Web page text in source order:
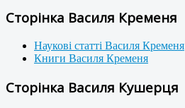
Сторінка Василя Кременя
Наукові статті Василя Кременя
Книги Василя Кременя
Сторінка Василя Кушерця